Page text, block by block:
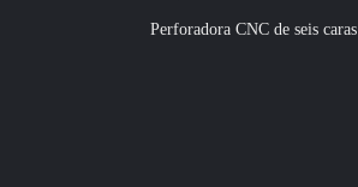
Perforadora CNC de seis caras